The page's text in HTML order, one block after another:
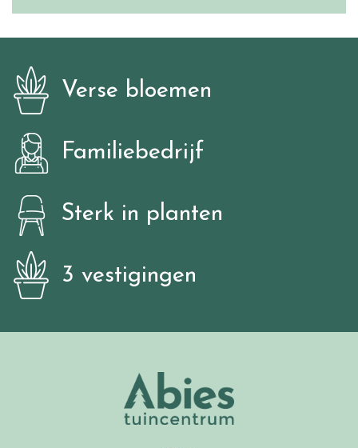
Verse bloemen
Familiebedrijf
Sterk in planten
3 vestigingen